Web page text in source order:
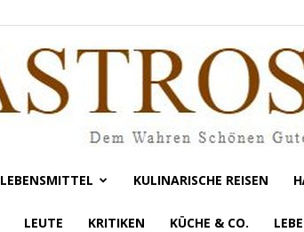
Gastrosofie
LEBENSMITTEL KULINARISCHE REISEN
LEUTE KRITIKEN KÜCHE & CO.